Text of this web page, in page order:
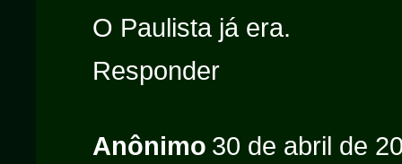
O Paulista já era.
Responder
Anônimo 30 de abril de